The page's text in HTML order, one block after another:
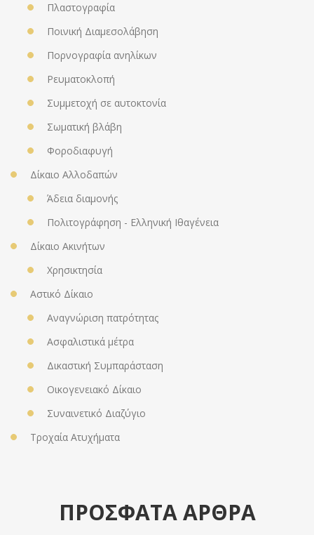
Πλαστογραφία
Ποινική Διαμεσολάβηση
Πορνογραφία ανηλίκων
Ρευματοκλοπή
Συμμετοχή σε αυτοκτονία
Σωματική βλάβη
Φοροδιαφυγή
Δίκαιο Αλλοδαπών
Άδεια διαμονής
Πολιτογράφηση - Ελληνική Ιθαγένεια
Δίκαιο Ακινήτων
Χρησικτησία
Αστικό Δίκαιο
Αναγνώριση πατρότητας
Ασφαλιστικά μέτρα
Δικαστική Συμπαράσταση
Οικογενειακό Δίκαιο
Συναινετικό Διαζύγιο
Τροχαία Ατυχήματα
ΠΡΟΣΦΑΤΑ ΑΡΘΡΑ